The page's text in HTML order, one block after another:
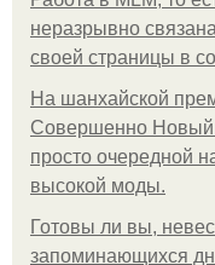
неразрывно
своей страницы в
На шанхайской
Совершенно Новый
просто очередной
высокой моды.
Готовы ли вы,
запоминающихся